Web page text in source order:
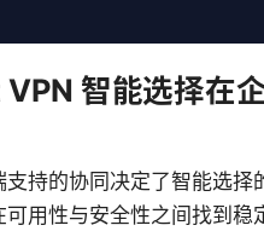
智能选择在
持的协同决定了智能选择
用性与安全性之间找到稳